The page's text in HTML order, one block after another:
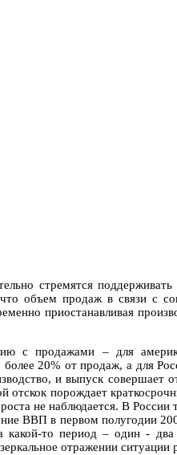
стремятся поддерживать
объем продаж в связи с
приостанавливая
с продажами – для
более 20% от продаж, а для
и выпуск совершает
отскок порождает
не наблюдается. В России
ВВП в первом полугодии
какой-то период – один -
отражении ситуации